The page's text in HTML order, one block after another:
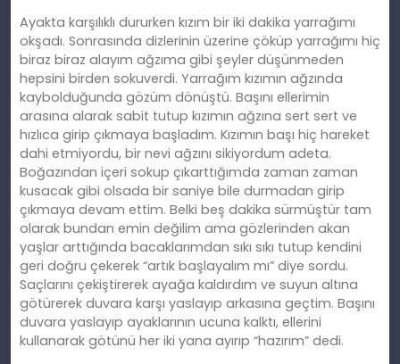
Ayakta karşılıklı dururken kızım bir iki dakika yarrağımı
okşadı. Sonrasında dizlerinin üzerine çöküp yarrağımı hiç
biraz biraz alayım ağzıma gibi şeyler düşünmeden
hepsini birden sokuverdi. Yarrağım kızımın ağzında
kaybolduğunda gözüm dönüştü. Başını ellerimin
arasına alarak sabit tutup kızımın ağzına sert sert ve
hızlıca girip çıkmaya başladım. Kızımın başı hiç hareket
dahi etmiyordu, bir nevi ağzını sikiyordum adeta.
Boğazından içeri sokup çıkarttığımda zaman zaman
kusacak gibi olsada bir saniye bile durmadan girip
çıkmaya devam ettim. Belki beş dakika sürmüştür tam
olarak bundan emin değilim ama gözlerinden akan
yaşlar arttığında bacaklarımdan sıkı sıkı tutup kendini
geri doğru çekerek “artık başlayalım mı” diye sordu.
Saçlarını çekiştirerek ayağa kaldırdım ve suyun altına
götürerek duvara karşı yaslayıp arkasına geçtim. Başını
duvara yaslayıp ayaklarının ucuna kalktı, ellerini
kullanarak götünü her iki yana ayırıp “hazırım” dedi.